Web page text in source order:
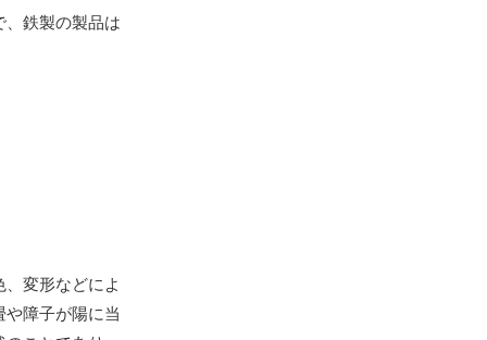
、鉄製の製品は
変形などによ
障子が陽に当